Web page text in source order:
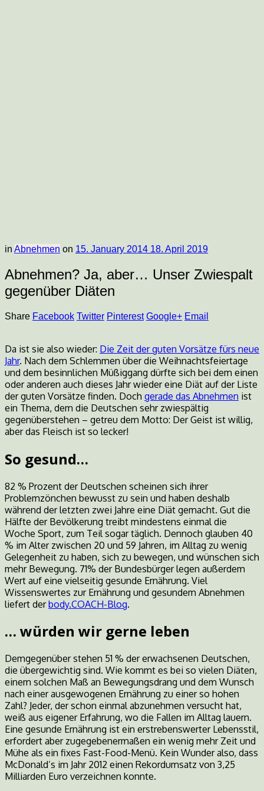
in Abnehmen on 15. January 2014 18. April 2019
Abnehmen? Ja, aber… Unser Zwiespalt
gegenüber Diäten
Share Facebook Twitter Pinterest Google+ Email
Da ist sie also wieder: Die Zeit der guten Vorsätze fürs neue
Jahr. Nach dem Schlemmen über die Weihnachtsfeiertage
und dem besinnlichen Müßiggang dürfte sich bei dem einen
oder anderen auch dieses Jahr wieder eine Diät auf der Liste
der guten Vorsätze finden. Doch gerade das Abnehmen ist
ein Thema, dem die Deutschen sehr zwiespältig
gegenüberstehen – getreu dem Motto: Der Geist ist willig,
aber das Fleisch ist so lecker!
So gesund…
82 % Prozent der Deutschen scheinen sich ihrer
Problemzönchen bewusst zu sein und haben deshalb
während der letzten zwei Jahre eine Diät gemacht. Gut die
Hälfte der Bevölkerung treibt mindestens einmal die
Woche Sport, zum Teil sogar täglich. Dennoch glauben 40
% im Alter zwischen 20 und 59 Jahren, im Alltag zu wenig
Gelegenheit zu haben, sich zu bewegen, und wünschen sich
mehr Bewegung. 71% der Bundesbürger legen außerdem
Wert auf eine vielseitig gesunde Ernährung. Viel
Wissenswertes zur Ernährung und gesundem Abnehmen
liefert derbody.COACH-Blog.
… würden wir gerne leben
Demgegenüber stehen 51 % der erwachsenen Deutschen,
die übergewichtig sind. Wie kommt es bei so vielen Diäten,
einem solchen Maß an Bewegungsdrang und dem Wunsch
nach einer ausgewogenen Ernährung zu einer so hohen
Zahl? Jeder, der schon einmal abzunehmen versucht hat,
weiß aus eigener Erfahrung, wo die Fallen im Alltag lauern.
Eine gesunde Ernährung ist ein erstrebenswerter Lebensstil,
erfordert aber zugegebenermaßen ein wenig mehr Zeit und
Mühe als ein fixes Fast-Food-Menü. Kein Wunder also, dass
McDonald’s im Jahr 2012 einen Rekordumsatz von 3,25
Milliarden Euro verzeichnen konnte.